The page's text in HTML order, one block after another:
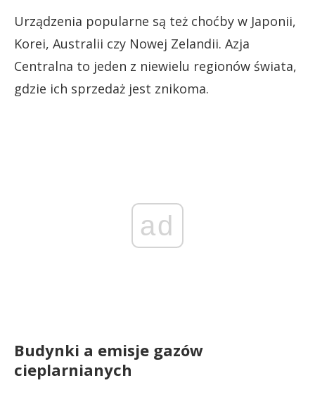
Urządzenia popularne są też choćby w Japonii,
Korei, Australii czy Nowej Zelandii. Azja
Centralna to jeden z niewielu regionów świata,
gdzie ich sprzedaż jest znikoma.
ad
Budynki a emisje gazów
cieplarnianych